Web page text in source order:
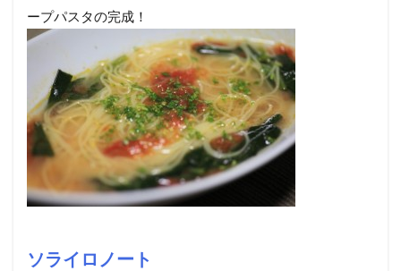
ープパスタの完成！
ソライロノート